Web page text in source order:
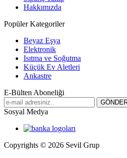
Hakkımızda
Popüler Kategoriler
Beyaz Eşya
Elektronik
Isıtma ve Soğutma
Küçük Ev Aletleri
Ankastre
E-Bülten Aboneliği
Sosyal Medya
Copyrights © 2026 Sevil Grup